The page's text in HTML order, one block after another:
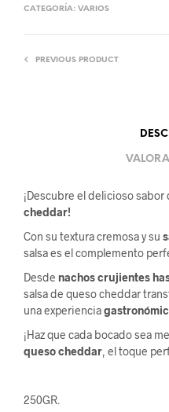
CATEGORÍA: VARIOS
PREVIOUS PRODUCT
¡Descubre el delicioso sabor
cheddar!
Con su textura cremosa y su
salsa es el complemento
Desde nachos crujientes
salsa de queso cheddar
una experiencia
¡Haz que cada bocado sea
queso cheddar, el toque
250GR.